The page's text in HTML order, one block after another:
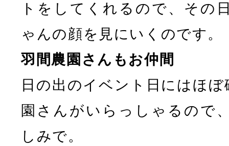
トをしてくれるので、その
ゃんの顔を見にいくのです。
羽間農園さんもお仲間
日の出のイベント日にはほ
園さんがいらっしゃるので
しみで。